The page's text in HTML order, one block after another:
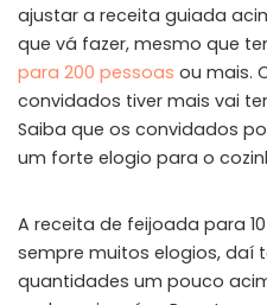
ajustar a receita guiada
que vá fazer, mesmo que
para 200 pessoas ou mais.
convidados tiver mais vai
Saiba que os convidados
um forte elogio para o
A receita de feijoada para
sempre muitos elogios, daí
quantidades um pouco